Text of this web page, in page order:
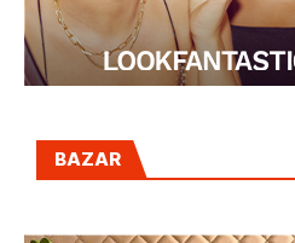
BAZAR